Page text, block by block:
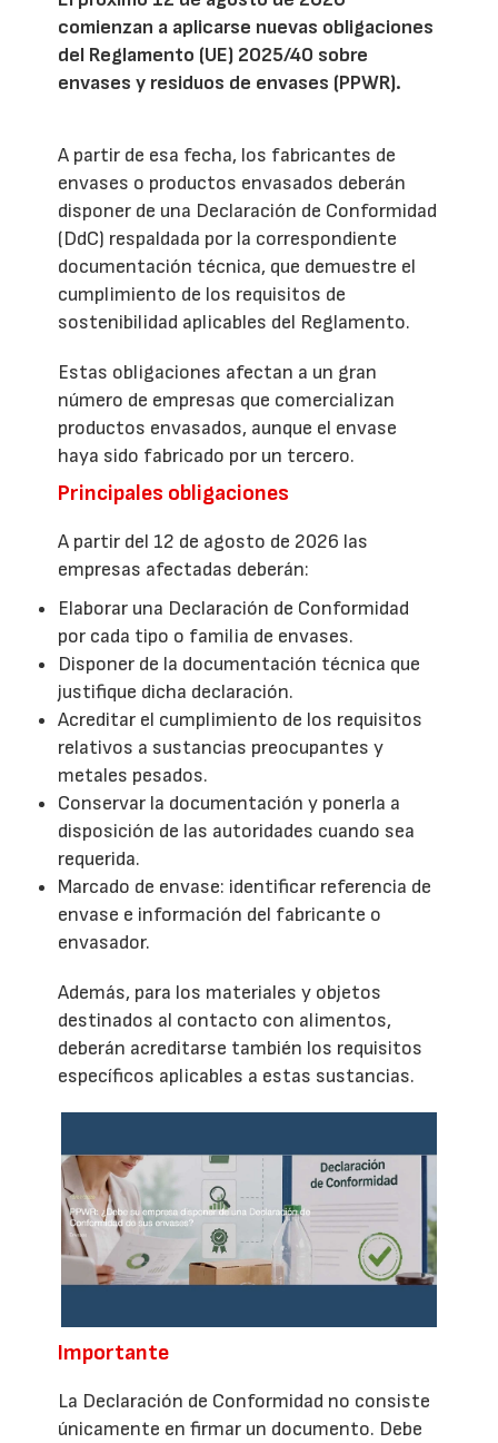
comienzan a aplicarse nuevas obligaciones
del Reglamento (UE) 2025/40 sobre
envases y residuos de envases (PPWR).
A partir de esa fecha, los fabricantes de
envases o productos envasados deberán
disponer de una Declaración de Conformidad
(DdC) respaldada por la correspondiente
documentación técnica, que demuestre el
cumplimiento de los requisitos de
sostenibilidad aplicables del Reglamento.
Estas obligaciones afectan a un gran
número de empresas que comercializan
productos envasados, aunque el envase
haya sido fabricado por un tercero.
Principales obligaciones
A partir del 12 de agosto de 2026 las
empresas afectadas deberán:
Elaborar una Declaración de Conformidad
por cada tipo o familia de envases.
Disponer de la documentación técnica que
justifique dicha declaración.
Acreditar el cumplimiento de los requisitos
relativos a sustancias preocupantes y
metales pesados.
Conservar la documentación y ponerla a
disposición de las autoridades cuando sea
requerida.
Marcado de envase: identificar referencia de
envase e información del fabricante o
envasador.
Además, para los materiales y objetos
destinados al contacto con alimentos,
deberán acreditarse también los requisitos
específicos aplicables a estas sustancias.
Importante
La Declaración de Conformidad no consiste
únicamente en firmar un documento. Debe